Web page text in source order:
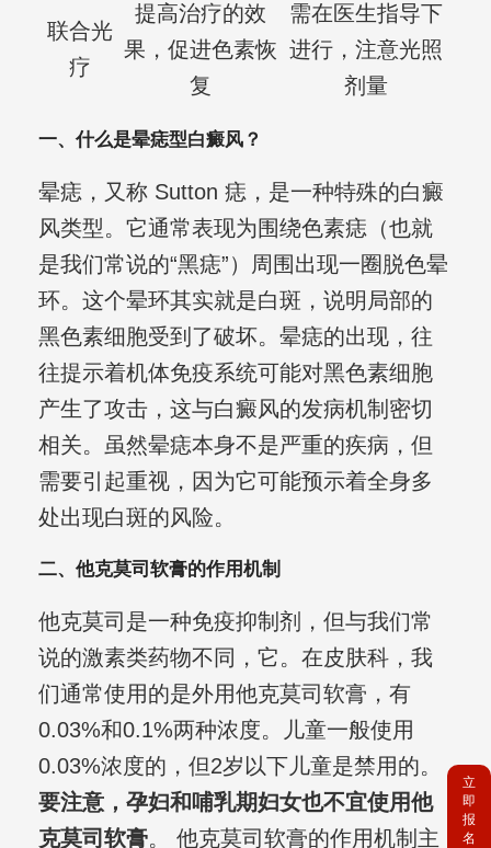
联合光
疗
提高治疗的效
果，促进色素恢
复
需在医生指导下
进行，注意光照
剂量
一、什么是晕痣型白癜风？
晕痣，又称 Sutton 痣，是一种特殊的白癜
风类型。它通常表现为围绕色素痣（也就
是我们常说的“黑痣”）周围出现一圈脱色晕
环。这个晕环其实就是白斑，说明局部的
黑色素细胞受到了破坏。晕痣的出现，往
往提示着机体免疫系统可能对黑色素细胞
产生了攻击，这与白癜风的发病机制密切
相关。虽然晕痣本身不是严重的疾病，但
需要引起重视，因为它可能预示着全身多
处出现白斑的风险。
二、他克莫司软膏的作用机制
他克莫司是一种免疫抑制剂，但与我们常
说的激素类药物不同，它。在皮肤科，我
们通常使用的是外用他克莫司软膏，有
0.03%和0.1%两种浓度。儿童一般使用
0.03%浓度的，但2岁以下儿童是禁用的。
要注意，孕妇和哺乳期妇女也不宜使用他
克莫司软膏。 他克莫司软膏的作用机制主
立
即
报
名